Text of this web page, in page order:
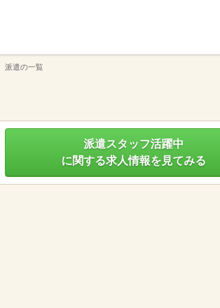
遣の一覧
派遣スタッフ活躍中
に関する求人情報を見てみる